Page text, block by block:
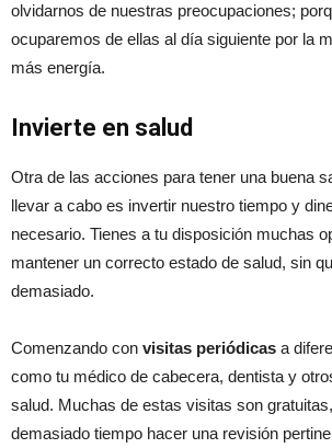
olvidarnos de nuestras preocupaciones;
ocuparemos de ellas al día siguiente por la
más energía.
Invierte en salud
Otra de las acciones para tener una buena
llevar a cabo es invertir nuestro tiempo y
necesario. Tienes a tu disposición muchas
mantener un correcto estado de salud, sin
demasiado.
Comenzando con visitas periódicas a
como tu médico de cabecera, dentista y
salud. Muchas de estas visitas son
demasiado tiempo hacer una revisión